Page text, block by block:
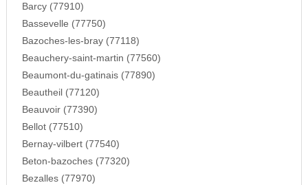
Barcy (77910)
Bassevelle (77750)
Bazoches-les-bray (77118)
Beauchery-saint-martin (77560)
Beaumont-du-gatinais (77890)
Beautheil (77120)
Beauvoir (77390)
Bellot (77510)
Bernay-vilbert (77540)
Beton-bazoches (77320)
Bezalles (77970)